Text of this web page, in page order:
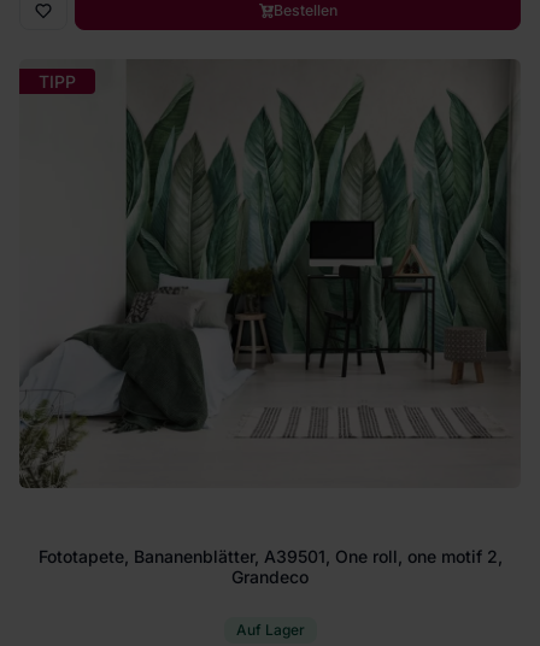
Bestellen
TIPP
Fototapete, Bananenblätter, A39501, One roll, one motif 2,
Grandeco
Auf Lager